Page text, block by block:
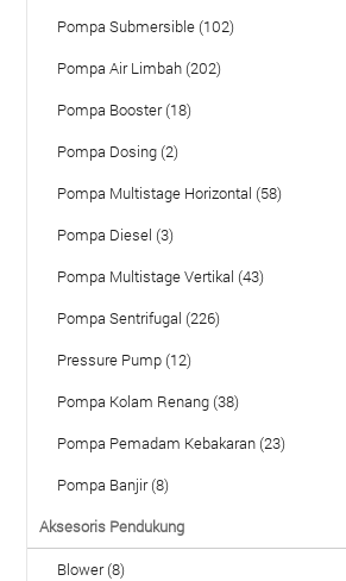
Pompa Submersible (102)
Pompa Air Limbah (202)
Pompa Booster (18)
Pompa Dosing (2)
Pompa Multistage Horizontal (58)
Pompa Diesel (3)
Pompa Multistage Vertikal (43)
Pompa Sentrifugal (226)
Pressure Pump (12)
Pompa Kolam Renang (38)
Pompa Pemadam Kebakaran (23)
Pompa Banjir (8)
Aksesoris Pendukung
Blower (8)